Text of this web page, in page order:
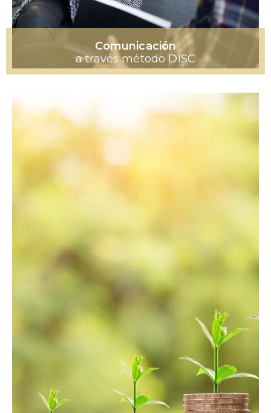
Comunicación
a través método DISC